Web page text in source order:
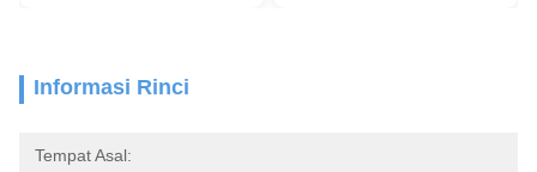
Informasi Rinci
Tempat Asal: